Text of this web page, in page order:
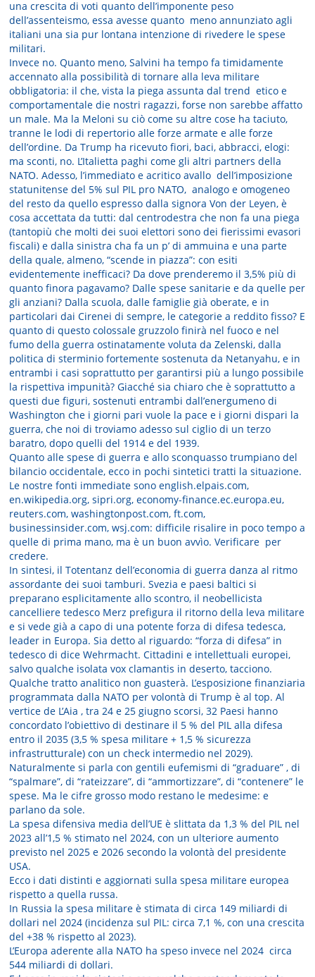
una crescita di voti quanto dell’imponente peso
dell’assenteismo, essa avesse quanto meno annunziato agli
italiani una sia pur lontana intenzione di rivedere le spese
militari.
Invece no. Quanto meno, Salvini ha tempo fa timidamente
accennato alla possibilità di tornare alla leva militare
obbligatoria: il che, vista la piega assunta dal trend etico e
comportamentale die nostri ragazzi, forse non sarebbe affatto
un male. Ma la Meloni su ciò come su altre cose ha taciuto,
tranne le lodi di repertorio alle forze armate e alle forze
dell’ordine. Da Trump ha ricevuto fiori, baci, abbracci, elogi:
ma sconti, no. L’Italietta paghi come gli altri partners della
NATO. Adesso, l’immediato e acritico avallo dell’imposizione
statunitense del 5% sul PIL pro NATO, analogo e omogeneo
del resto da quello espresso dalla signora Von der Leyen, è
cosa accettata da tutti: dal centrodestra che non fa una piega
(tantopiù che molti dei suoi elettori sono dei fierissimi evasori
fiscali) e dalla sinistra cha fa un p’ di ammuina e una parte
della quale, almeno, “scende in piazza”: con esiti
evidentemente inefficaci? Da dove prenderemo il 3,5% più di
quanto finora pagavamo? Dalle spese sanitarie e da quelle per
gli anziani? Dalla scuola, dalle famiglie già oberate, e in
particolari dai Cirenei di sempre, le categorie a reddito fisso? E
quanto di questo colossale gruzzolo finirà nel fuoco e nel
fumo della guerra ostinatamente voluta da Zelenski, dalla
politica di sterminio fortemente sostenuta da Netanyahu, e in
entrambi i casi soprattutto per garantirsi più a lungo possibile
la rispettiva impunità? Giacché sia chiaro che è soprattutto a
questi due figuri, sostenuti entrambi dall’energumeno di
Washington che i giorni pari vuole la pace e i giorni dispari la
guerra, che noi di troviamo adesso sul ciglio di un terzo
baratro, dopo quelli del 1914 e del 1939.
Quanto alle spese di guerra e allo sconquasso trumpiano del
bilancio occidentale, ecco in pochi sintetici tratti la situazione.
Le nostre fonti immediate sono english.elpais.com,
en.wikipedia.org, sipri.org, economy-finance.ec.europa.eu,
reuters.com, washingtonpost.com, ft.com,
businessinsider.com, wsj.com: difficile risalire in poco tempo a
quelle di prima mano, ma è un buon avvìo. Verificare per
credere.
In sintesi, il Totentanz dell’economia di guerra danza al ritmo
assordante dei suoi tamburi. Svezia e paesi baltici si
preparano esplicitamente allo scontro, il neobellicista
cancelliere tedesco Merz prefigura il ritorno della leva militare
e si vede già a capo di una potente forza di difesa tedesca,
leader in Europa. Sia detto al riguardo: “forza di difesa” in
tedesco di dice Wehrmacht. Cittadini e intellettuali europei,
salvo qualche isolata vox clamantis in deserto, tacciono.
Qualche tratto analitico non guasterà. L’esposizione finanziaria
programmata dalla NATO per volontà di Trump è al top. Al
vertice de L’Aia , tra 24 e 25 giugno scorsi, 32 Paesi hanno
concordato l’obiettivo di destinare il 5 % del PIL alla difesa
entro il 2035 (3,5 % spesa militare + 1,5 % sicurezza
infrastrutturale) con un check intermedio nel 2029).
Naturalmente si parla con gentili eufemismi di “graduare” , di
“spalmare”, di “rateizzare”, di “ammortizzare”, di “contenere” le
spese. Ma le cifre grosso modo restano le medesime: e
parlano da sole.
La spesa difensiva media dell’UE è slittata da 1,3 % del PIL nel
2023 all’1,5 % stimato nel 2024, con un ulteriore aumento
previsto nel 2025 e 2026 secondo la volontà del presidente
USA.
Ecco i dati distinti e aggiornati sulla spesa militare europea
rispetto a quella russa.
In Russia la spesa militare è stimata di circa 149 miliardi di
dollari nel 2024 (incidenza sul PIL: circa 7,1 %, con una crescita
del +38 % rispetto al 2023).
L’Europa aderente alla NATO ha speso invece nel 2024 circa
544 miliardi di dollari.